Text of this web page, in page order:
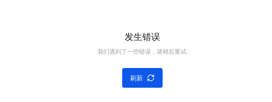
发生错误
我们遇到了一些错误，请稍后重试.
刷新